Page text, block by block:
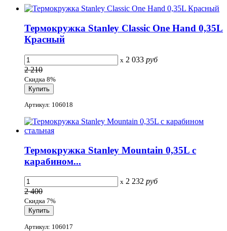
Термокружка Stanley Classic One Hand 0,35L
Красный
x 2 033 руб
2 210
Скидка 8%
Артикул: 106018
Термокружка Stanley Mountain 0,35L с
карабином...
x 2 232 руб
2 400
Скидка 7%
Артикул: 106017